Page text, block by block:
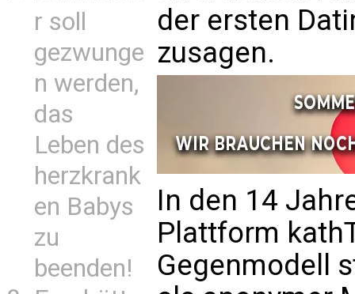
r soll
gezwunge
n werden,
das
Leben des
herzkrank
en Babys
zu
beenden!
der ersten
zusagen.
In den 14
Plattform